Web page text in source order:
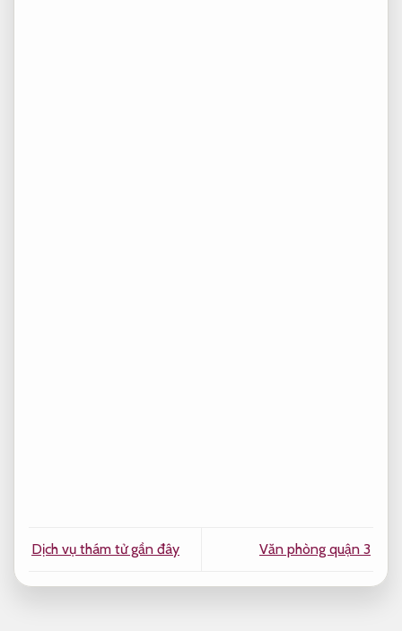
Dịch vụ thám tử gần đây Văn phòng quận 3